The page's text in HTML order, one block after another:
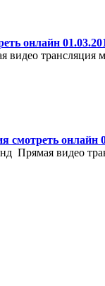
онлайн
трансляция
онлайн
Прямая видео